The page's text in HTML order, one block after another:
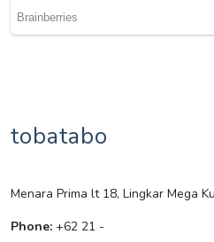
tobatabo
Menara Prima lt 18, Lingkar Mega
Phone: +62 21 -